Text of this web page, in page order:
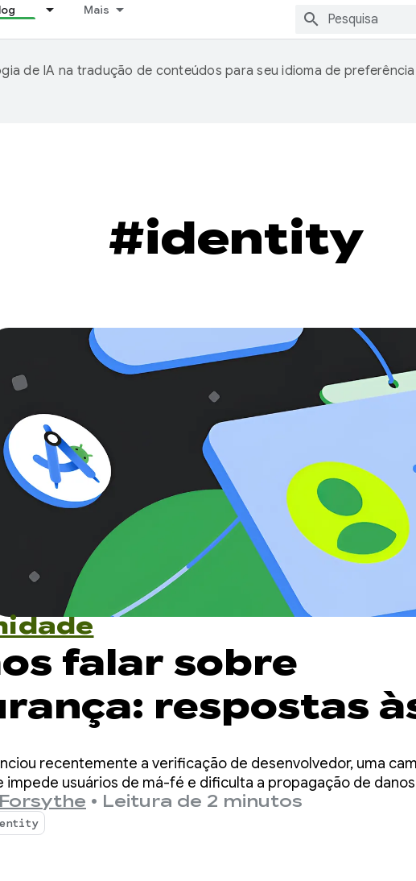
Mais
de IA na tradução de conteúdos para seu idioma de
#identity
falar sobre
respostas
principais
a verificação de
recentemente a verificação de desenvolvedor, uma
impede usuários de má-fé e dificulta a propagação de
• Leitura de 2 minutos